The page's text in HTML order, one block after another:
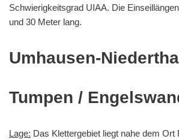
Schwierigkeitsgrad UIAA. Die
und 30 Meter lang.
Umhausen-
Tumpen /
Lage: Das Klettergebiet liegt nahe dem Ort